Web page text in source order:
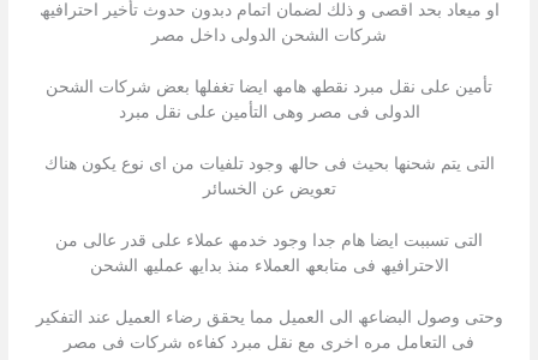
او میعاد بحد اقصى و ذلك لضمان اتمام دبدون حدوث تأخیر احترافیھ
شركات الشحن الدولى داخل مصر
تأمین على نقل مبرد نقطھ ھامھ ایضا تغفلھا بعض شركات الشحن
الدولى فى مصر وھى التأمین على نقل مبرد
التى یتم شحنھا بحیث فى حالھ وجود تلفیات من اى نوع یكون ھناك
تعویض عن الخسائر
التى تسببت ایضا ھام جدا وجود خدمھ عملاء على قدر عالى من
الاحترافیھ فى متابعھ العملاء منذ بدایھ عملیھ الشحن
وحتى وصول البضاعھ الى العمیل مما یحقق رضاء العمیل عند التفكیر
فى التعامل مره اخرى مع نقل مبرد كفاءه شركات فى مصر